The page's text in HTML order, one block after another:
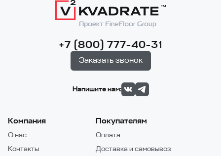
+7 (800) 777-40-31
Заказать звонок
Напишите нам:
Компания
О нас
Контакты
Покупателям
Оплата
Доставка и самовывоз